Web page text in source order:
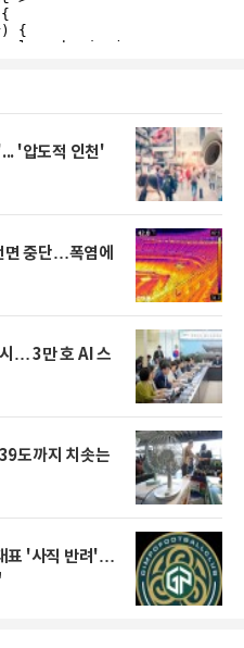
'압도적 인천'
면 중단…폭염에
시… 3만 호 AI 스
도까지 치솟는
표 '사직 반려'…